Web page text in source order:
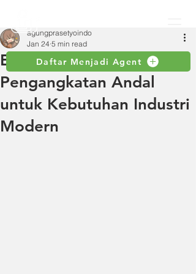
Daftar Menjadi Agent
Elephant Hoist: Solusi
Pengangkatan Andal
untuk Kebutuhan Industri
Modern
agungprasetyoindo
Jan 24 5 min read